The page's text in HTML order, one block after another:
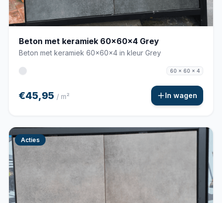
Beton met keramiek 60x60x4 Grey
Beton met keramiek 60x60x4 in kleur Grey
60 x 60 x 4
€45,95 / m² In wagen
Acties